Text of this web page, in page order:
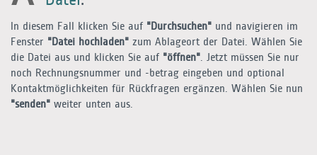
In diesem Fall klicken Sie auf "Durchsuchen" und navigieren im
Fenster "Datei hochladen" zum Ablageort der Datei. Wählen Sie
die Datei aus und klicken Sie auf "öffnen". Jetzt müssen Sie nur
noch Rechnungsnummer und -betrag eingeben und optional
Kontaktmöglichkeiten für Rückfragen ergänzen. Wählen Sie nun
"senden" weiter unten aus.